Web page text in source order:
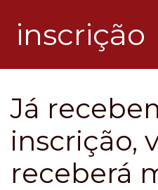
inscrição
Já
inscrição,
receberá